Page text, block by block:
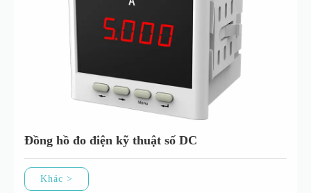
Đồng hồ đo điện kỹ thuật số DC
Khác >